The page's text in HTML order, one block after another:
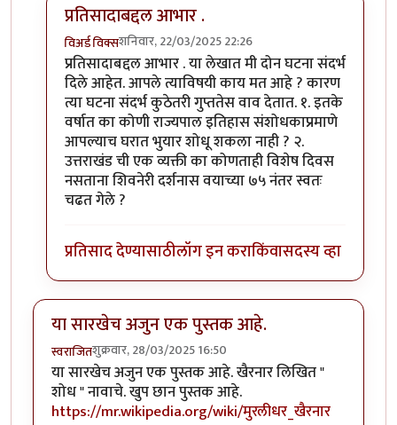
प्रतिसादाबद्दल आभार .
विअर्ड विक्सशनिवार, 22/03/2025 22:26
In reply toखरेतर दा विन्ची कोड नंतरbyकानडाऊ योगेशु
प्रतिसादाबद्दल आभार . या लेखात मी दोन घटना संदर्भ
दिले आहेत. आपले त्याविषयी काय मत आहे ? कारण
त्या घटना संदर्भ कुठेतरी गुप्ततेस वाव देतात. १. इतके
वर्षात का कोणी राज्यपाल इतिहास संशोधकाप्रमाणे
आपल्याच घरात भुयार शोधू शकला नाही ? २.
उत्तराखंड ची एक व्यक्ती का कोणताही विशेष दिवस
नसताना शिवनेरी दर्शनास वयाच्या ७५ नंतर स्वतः
चढत गेले ?
प्रतिसाद देण्यासाठीलॉग इन कराकिंवासदस्य व्हा
या सारखेच अजुन एक पुस्तक आहे.
स्वराजितशुक्रवार, 28/03/2025 16:50
या सारखेच अजुन एक पुस्तक आहे. खैरनार लिखित "
शोध " नावाचे. खुप छान पुस्तक आहे.
https://mr.wikipedia.org/wiki/मुरलीधर_खैरनार